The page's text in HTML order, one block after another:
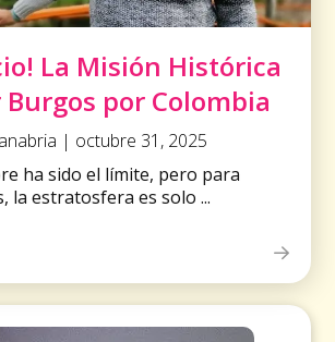
La Misión Histórica
Burgos por Colombia
| octubre 31, 2025
ha sido el límite, pero para
la estratosfera es solo ...